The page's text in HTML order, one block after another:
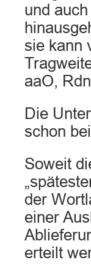
und
sie kann
aaO,
Die
schon
Soweit
der
einer
erteilt